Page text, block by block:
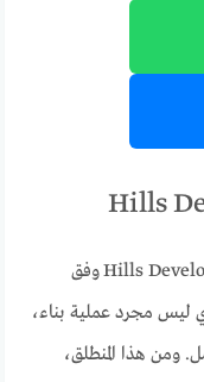
تسير شركة هيلز للتطوير العقاري Hills Developments وفق
ليس مجرد عملية بناء،
ومن هذا المنطلق،